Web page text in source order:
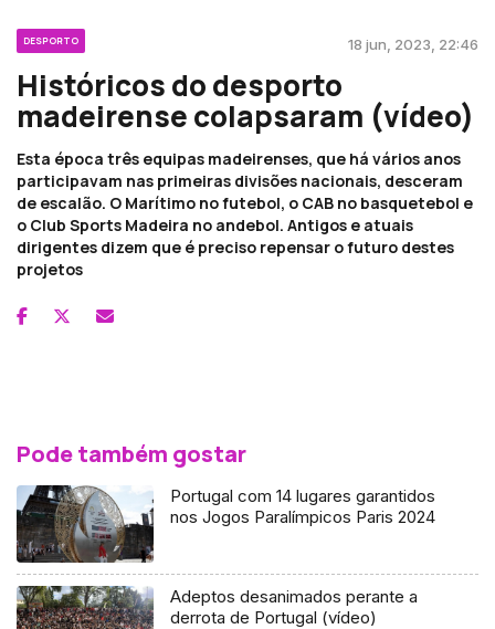
DESPORTO 18 jun, 2023, 22:46
Históricos do desporto
madeirense colapsaram (vídeo)
Esta época três equipas madeirenses, que há vários anos
participavam nas primeiras divisões nacionais, desceram
de escalão. O Marítimo no futebol, o CAB no basquetebol e
o Club Sports Madeira no andebol. Antigos e atuais
dirigentes dizem que é preciso repensar o futuro destes
projetos
Pode também gostar
Portugal com 14 lugares garantidos
nos Jogos Paralímpicos Paris 2024
Adeptos desanimados perante a
derrota de Portugal (vídeo)